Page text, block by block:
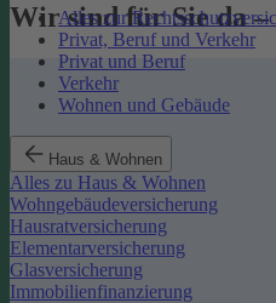
Alles zur
Privat, Beruf und Verkehr
Privat und Beruf
Verkehr
Wohnen und Gebäude
Haus & Wohnen
Alles zu Haus & Wohnen
Wohngebäudeversicherung
Hausratversicherung
Elementarversicherung
Glasversicherung
Immobilienfinanzierung
Wir sind für Sie da